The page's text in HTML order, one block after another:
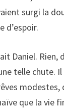
surgi la
d’espoir.
Daniel. Rien,
telle chute.
que la vie